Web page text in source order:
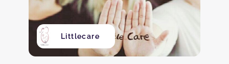
Littlecare